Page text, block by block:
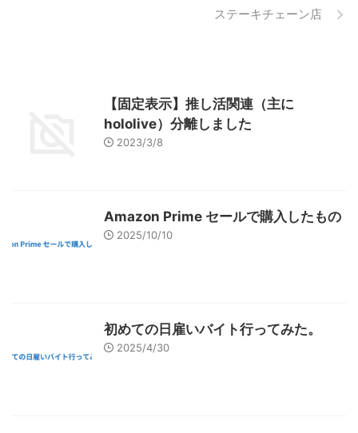
ステーキチェーン店
【固定表示】推し活関連（主に
hololive）分離しました
2023/3/8
Amazon Prime セールで購入したもの
2025/10/10
初めての日雇いバイト行ってみた。
2025/4/30